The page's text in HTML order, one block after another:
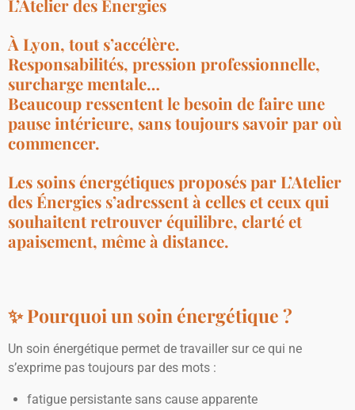
L’Atelier des Énergies
À Lyon, tout s’accélère.
Responsabilités, pression professionnelle,
surcharge mentale…
Beaucoup ressentent le besoin defaire une
pause intérieure, sans toujours savoir par où
commencer.
Les soins énergétiques proposés parL’Atelier
des Énergies s’adressent à celles et ceux qui
souhaitent retrouveréquilibre, clarté et
apaisement, même à distance.
✨ Pourquoi un soin énergétique ?
Un soin énergétique permet de travailler sur ce qui ne
s’exprime pas toujours par des mots :
fatigue persistante sans cause apparente